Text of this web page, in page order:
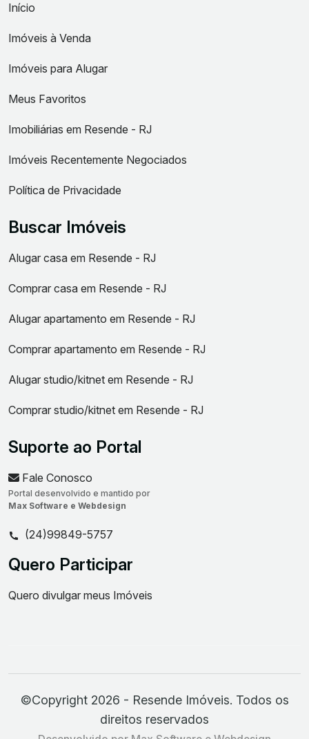
Início
Imóveis à Venda
Imóveis para Alugar
Meus Favoritos
Imobiliárias em Resende - RJ
Imóveis Recentemente Negociados
Política de Privacidade
Buscar Imóveis
Alugar casa em Resende - RJ
Comprar casa em Resende - RJ
Alugar apartamento em Resende - RJ
Comprar apartamento em Resende - RJ
Alugar studio/kitnet em Resende - RJ
Comprar studio/kitnet em Resende - RJ
Suporte ao Portal
Fale Conosco
Portal desenvolvido e mantido por
Max Software e Webdesign
(24)99849-5757
Quero Participar
Quero divulgar meus Imóveis
©Copyright 2026 - Resende Imóveis. Todos os
direitos reservados